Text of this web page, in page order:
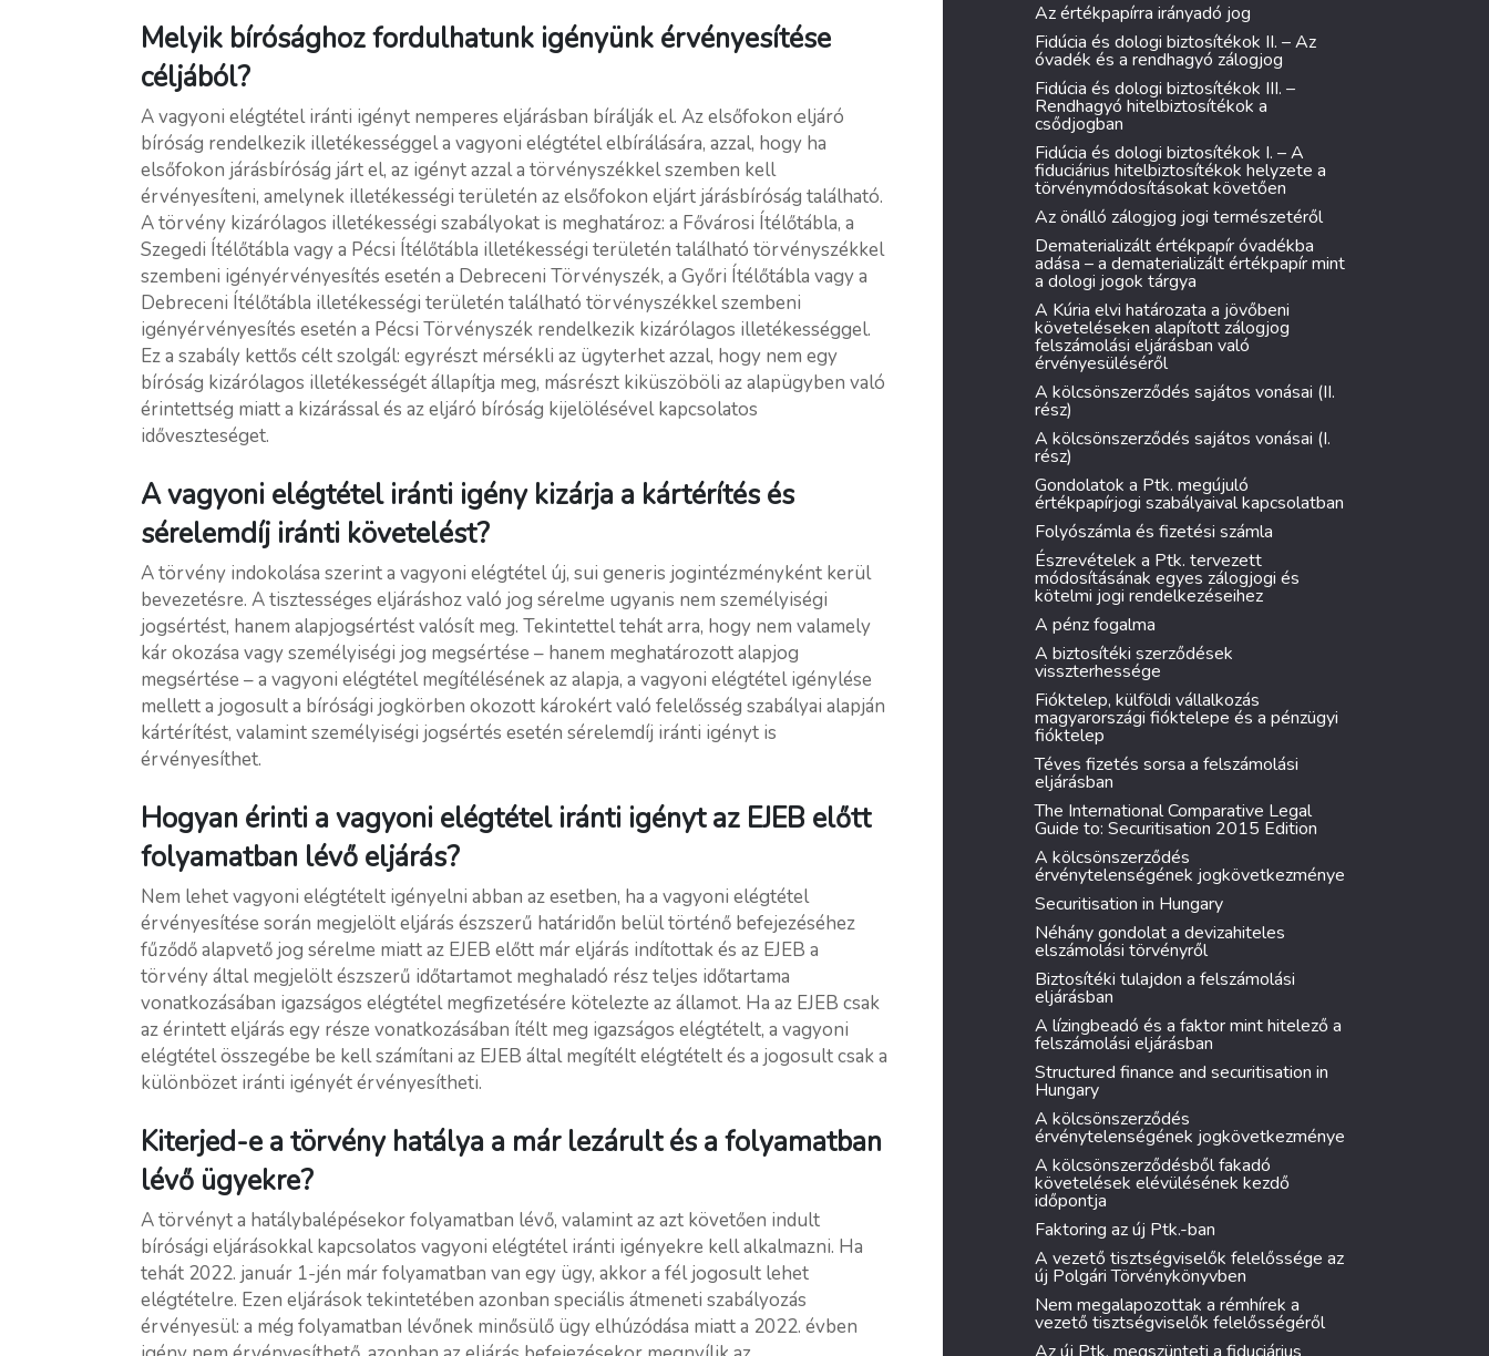
Melyik bírósághoz fordulhatunk igényünk érvényesítése
céljából?
A vagyoni elégtétel iránti igényt nemperes eljárásban bírálják el. Az elsőfokon eljáró
bíróság rendelkezik illetékességgel a vagyoni elégtétel elbírálására, azzal, hogy ha
elsőfokon járásbíróság járt el, az igényt azzal a törvényszékkel szemben kell
érvényesíteni, amelynek illetékességi területén az elsőfokon eljárt járásbíróság található.
A törvény kizárólagos illetékességi szabályokat is meghatároz: a Fővárosi Ítélőtábla, a
Szegedi Ítélőtábla vagy a Pécsi Ítélőtábla illetékességi területén található törvényszékkel
szembeni igényérvényesítés esetén a Debreceni Törvényszék, a Győri Ítélőtábla vagy a
Debreceni Ítélőtábla illetékességi területén található törvényszékkel szembeni
igényérvényesítés esetén a Pécsi Törvényszék rendelkezik kizárólagos illetékességgel.
Ez a szabály kettős célt szolgál: egyrészt mérsékli az ügyterhet azzal, hogy nem egy
bíróság kizárólagos illetékességét állapítja meg, másrészt kiküszöböli az alapügyben való
érintettség miatt a kizárással és az eljáró bíróság kijelölésével kapcsolatos
időveszteséget.
A vagyoni elégtétel iránti igény kizárja a kártérítés és
sérelemdíj iránti követelést?
A törvény indokolása szerint a vagyoni elégtétel új, sui generis jogintézményként kerül
bevezetésre. A tisztességes eljáráshoz való jog sérelme ugyanis nem személyiségi
jogsértést, hanem alapjogsértést valósít meg. Tekintettel tehát arra, hogy nem valamely
kár okozása vagy személyiségi jog megsértése – hanem meghatározott alapjog
megsértése – a vagyoni elégtétel megítélésének az alapja, a vagyoni elégtétel igénylése
mellett a jogosult a bírósági jogkörben okozott károkért való felelősség szabályai alapján
kártérítést, valamint személyiségi jogsértés esetén sérelemdíj iránti igényt is
érvényesíthet.
Hogyan érinti a vagyoni elégtétel iránti igényt az EJEB előtt
folyamatban lévő eljárás?
Nem lehet vagyoni elégtételt igényelni abban az esetben, ha a vagyoni elégtétel
érvényesítése során megjelölt eljárás észszerű határidőn belül történő befejezéséhez
fűződő alapvető jog sérelme miatt az EJEB előtt már eljárás indítottak és az EJEB a
törvény által megjelölt észszerű időtartamot meghaladó rész teljes időtartama
vonatkozásában igazságos elégtétel megfizetésére kötelezte az államot. Ha az EJEB csak
az érintett eljárás egy része vonatkozásában ítélt meg igazságos elégtételt, a vagyoni
elégtétel összegébe be kell számítani az EJEB által megítélt elégtételt és a jogosult csak a
különbözet iránti igényét érvényesítheti.
Kiterjed-e a törvény hatálya a már lezárult és a folyamatban
lévő ügyekre?
A törvényt a hatálybalépésekor folyamatban lévő, valamint az azt követően indult
bírósági eljárásokkal kapcsolatos vagyoni elégtétel iránti igényekre kell alkalmazni. Ha
tehát 2022. január 1-jén már folyamatban van egy ügy, akkor a fél jogosult lehet
elégtételre. Ezen eljárások tekintetében azonban speciális átmeneti szabályozás
érvényesül: a még folyamatban lévőnek minősülő ügy elhúzódása miatt a 2022. évben
Az értékpapírra irányadó jog
Fidúcia és dologi biztosítékok II. – Az
óvadék és a rendhagyó zálogjog
Fidúcia és dologi biztosítékok III. –
Rendhagyó hitelbiztosítékok a
csődjogban
Fidúcia és dologi biztosítékok I. – A
fiduciárius hitelbiztosítékok helyzete a
törvénymódosításokat követően
Az önálló zálogjog jogi természetéről
Dematerializált értékpapír óvadékba
adása – a dematerializált értékpapír mint
a dologi jogok tárgya
A Kúria elvi határozata a jövőbeni
követeléseken alapított zálogjog
felszámolási eljárásban való
érvényesüléséről
A kölcsönszerződés sajátos vonásai (II.
rész)
A kölcsönszerződés sajátos vonásai (I.
rész)
Gondolatok a Ptk. megújuló
értékpapírjogi szabályaival kapcsolatban
Folyószámla és fizetési számla
Észrevételek a Ptk. tervezett
módosításának egyes zálogjogi és
kötelmi jogi rendelkezéseihez
A pénz fogalma
A biztosítéki szerződések
visszterhessége
Fióktelep, külföldi vállalkozás
magyarországi fióktelepe és a pénzügyi
fióktelep
Téves fizetés sorsa a felszámolási
eljárásban
The International Comparative Legal
Guide to: Securitisation 2015 Edition
A kölcsönszerződés
érvénytelenségének jogkövetkezménye
Securitisation in Hungary
Néhány gondolat a devizahiteles
elszámolási törvényről
Biztosítéki tulajdon a felszámolási
eljárásban
A lízingbeadó és a faktor mint hitelező a
felszámolási eljárásban
Structured finance and securitisation in
Hungary
A kölcsönszerződés
érvénytelenségének jogkövetkezménye
A kölcsönszerződésből fakadó
követelések elévülésének kezdő
időpontja
Faktoring az új Ptk.-ban
A vezető tisztségviselők felelőssége az
új Polgári Törvénykönyvben
Nem megalapozottak a rémhírek a
vezető tisztségviselők felelősségéről